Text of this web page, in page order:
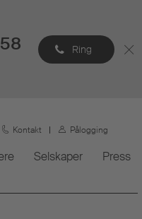
Ring
Kontakt Pålogging
Selskaper Press